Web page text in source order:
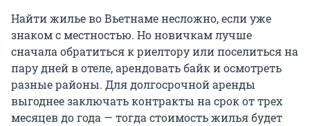
Найти жилье во Вьетнаме несложно, если уже
знаком с местностью. Но новичкам лучше
сначала обратиться к риелтору или поселиться на
пару дней в отеле, арендовать байк и осмотреть
разные районы. Для долгосрочной аренды
выгоднее заключать контракты на срок от трех
месяцев до года — тогда стоимость жилья будет